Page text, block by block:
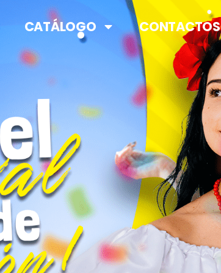
CATÁLOGO CONTACTOS